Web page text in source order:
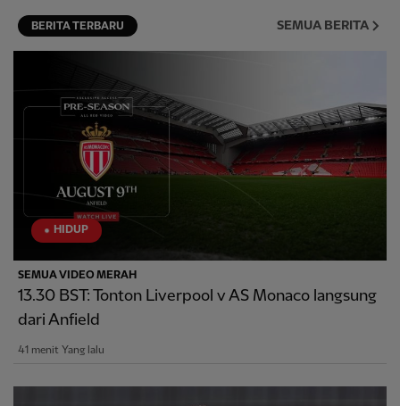
BERITA TERBARU SEMUA BERITA
HIDUP
SEMUA VIDEO MERAH
13.30 BST: Tonton Liverpool v AS Monaco langsung
dari Anfield
41 menit Yang lalu